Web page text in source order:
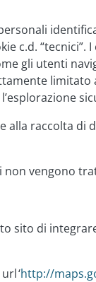
c.d. “tecnici”.
gli utenti
alla raccolta di
vengono
sito di
‘http://